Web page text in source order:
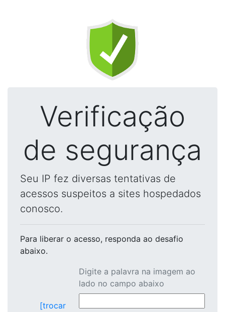
Verificação
de segurança
Seu IP fez diversas tentativas de
acessos suspeitos a sites hospedados
conosco.
Para liberar o acesso, responda ao desafio
abaixo.
[trocar
Digite a palavra na imagem ao
lado no campo abaixo